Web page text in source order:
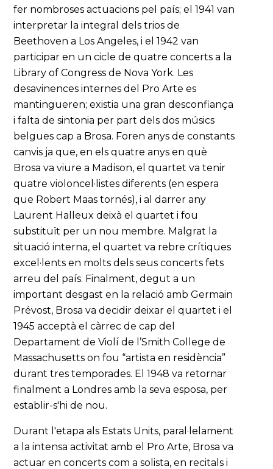
fer nombroses actuacions pel país; el 1941 van
interpretar la integral dels trios de
Beethoven a Los Angeles, i el 1942 van
participar en un cicle de quatre concerts a la
Library of Congress de Nova York. Les
desavinences internes del Pro Arte es
mantingueren; existia una gran desconfiança
i falta de sintonia per part dels dos músics
belgues cap a Brosa. Foren anys de constants
canvis ja que, en els quatre anys en què
Brosa va viure a Madison, el quartet va tenir
quatre violoncel·listes diferents (en espera
que Robert Maas tornés), i al darrer any
Laurent Halleux deixà el quartet i fou
substituït per un nou membre. Malgrat la
situació interna, el quartet va rebre crítiques
excel·lents en molts dels seus concerts fets
arreu del país. Finalment, degut a un
important desgast en la relació amb Germain
Prévost, Brosa va decidir deixar el quartet i el
1945 acceptà el càrrec de cap del
Departament de Violí de l’Smith College de
Massachusetts on fou “artista en residència”
durant tres temporades. El 1948 va retornar
finalment a Londres amb la seva esposa, per
establir-s'hi de nou.
Durant l'etapa als Estats Units, paral·lelament
a la intensa activitat amb el Pro Arte, Brosa va
actuar en concerts com a solista, en recitals i